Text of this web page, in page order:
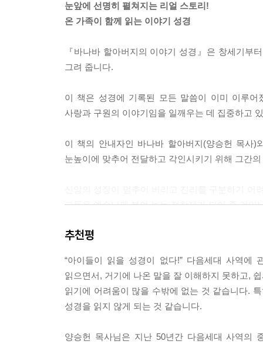
눈앞에 선명히 펼쳐지는 리얼 스토리!
온 가족이 함께 읽는 이야기 성경
『바나바 할아버지의 이야기 성경』은 창세기부
그려 줍니다.
이 책은 성경에 기록된 모든 말씀이 이미 이루
사랑과 구원의 이야기임을 일깨우는 데 집중하고
이 책의 안내자인 바나바 할아버지(양승헌 목사
눈높이에 맞추어 전달하고 각인시키기 위해 그간
그들을 예수님께 붙여 놓는 접착제가 되어 줄 것입
· 우리 가족 모두의 성경 메이트!
추천평
“아이들이 읽을 성경이 없다!” 다음세대 사역에
읽으면서, 거기에 나온 말을 잘 이해하지 못하고,
읽기에 어려움이 많을 수밖에 없는 것 같습니다.
성경을 읽지 않게 되는 것 같습니다.
양승헌 목사님은 지난 50년간 다음세대 사역의